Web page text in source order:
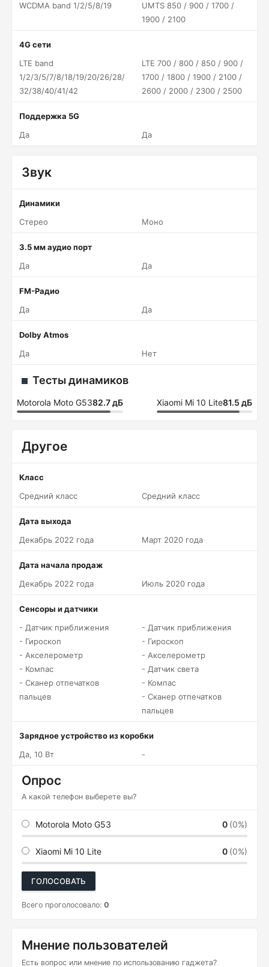
WCDMA band 1/2/5/8/19
UMTS 850 / 900 / 1700 /
1900 / 2100
4G сети
LTE band
1/2/3/5/7/8/18/19/20/26/28/
32/38/40/41/42
LTE 700 / 800 / 850 / 900 /
1700 / 1800 / 1900 / 2100 /
2600 / 2000 / 2300 / 2500
Поддержка 5G
Да
Да
Звук
Динамики
Стерео
Моно
3.5 мм аудио порт
Да
Да
FM-Радио
Да
Да
Dolby Atmos
Да
Нет
Тесты динамиков
Motorola Moto G5382.7 дБ Xiaomi Mi 10 Lite81.5 дБ
Другое
Класс
Средний класс
Средний класс
Дата выхода
Декабрь 2022 года
Март 2020 года
Дата начала продаж
Декабрь 2022 года
Июль 2020 года
Сенсоры и датчики
- Датчик приближения
- Гироскоп
- Акселерометр
- Компас
- Сканер отпечатков
пальцев
- Датчик приближения
- Гироскоп
- Акселерометр
- Датчик света
- Компас
- Сканер отпечатков
пальцев
Зарядное устройство из коробки
Да, 10 Вт
-
Опрос
А какой телефон выберете вы?
Motorola Moto G53 0 (0%)
Xiaomi Mi 10 Lite 0 (0%)
ГОЛОСОВАТЬ
Всего проголосовало: 0
Мнение пользователей
Есть вопрос или мнение по использованию гаджета?